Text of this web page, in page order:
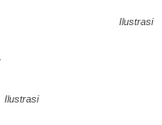
Ilustrasi
Ilustrasi